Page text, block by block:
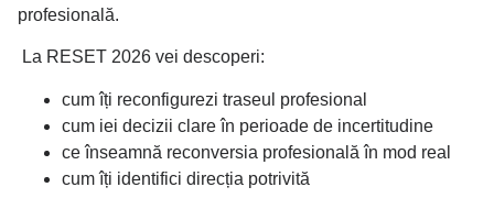
profesională.
La RESET 2026 vei descoperi:
cum îți reconfigurezi traseul profesional
cum iei decizii clare în perioade de incertitudine
ce înseamnă reconversia profesională în mod real
cum îți identifici direcția potrivită